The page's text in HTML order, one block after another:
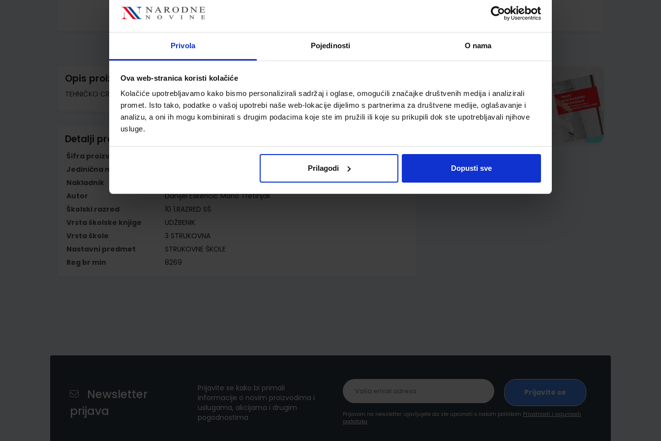
Privola Pojedinosti O nama
Ova web-stranica koristi kolačiće
Kolačiće upotrebljavamo kako bismo personalizirali sadržaj i oglase, omogućili značajke društvenih medija i analizirali
promet. Isto tako, podatke o vašoj upotrebi naše web-lokacije dijelimo s partnerima za društvene medije, oglašavanje i
analizu, a oni ih mogu kombinirati s drugim podacima koje ste im pružili ili koje su prikupili dok ste upotrebljavali njihove
usluge.
Prilagodi Dopusti sve
gallery
Opis proizvoda
TEHNIČKO CRTANJE I DOKUMENTIRANJE; udžbenik za srednje strukovne škole (1.razred)
Detalji proizvoda
Šifra proizvoda
Jedinična mjera
Nakladnik
Autor
Danijel Eskeričić Mario Tretinjak
Školski razred
10 1.RAZRED SŠ
Vrsta školske knjige
UDŽBENIK
Vrsta škole
3 STRUKOVNA
Nastavni predmet
STRUKOVNE ŠKOLE
Reg br min
8269
Newsletter
prijava
Prijavite se kako bi primali
informacije o novim proizvodima i
uslugama, akcijama i drugim
pogodnostima
Prijavom na newsletter izjavljujete da ste upoznati s našom politikom Privatnosti i sigurnosti
podataka